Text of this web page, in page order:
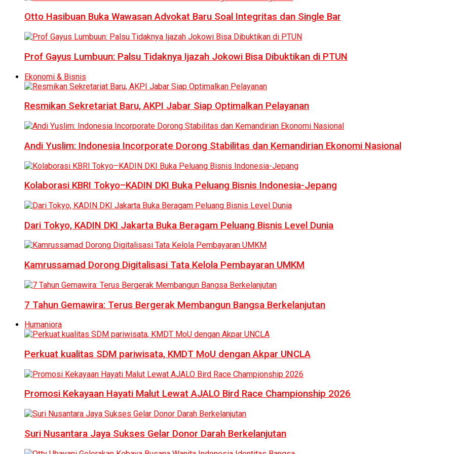
Otto Hasibuan Buka Wawasan Advokat Baru Soal Integritas dan Single Bar
Prof Gayus Lumbuun: Palsu Tidaknya Ijazah Jokowi Bisa Dibuktikan di PTUN
Ekonomi & Bisnis
Resmikan Sekretariat Baru, AKPI Jabar Siap Optimalkan Pelayanan
Andi Yuslim: Indonesia Incorporate Dorong Stabilitas dan Kemandirian Ekonomi Nasional
Kolaborasi KBRI Tokyo–KADIN DKI Buka Peluang Bisnis Indonesia-Jepang
Dari Tokyo, KADIN DKI Jakarta Buka Beragam Peluang Bisnis Level Dunia
Kamrussamad Dorong Digitalisasi Tata Kelola Pembayaran UMKM
7 Tahun Gemawira: Terus Bergerak Membangun Bangsa Berkelanjutan
Humaniora
Perkuat kualitas SDM pariwisata, KMDT MoU dengan Akpar UNCLA
Promosi Kekayaan Hayati Malut Lewat AJALO Bird Race Championship 2026
Suri Nusantara Jaya Sukses Gelar Donor Darah Berkelanjutan